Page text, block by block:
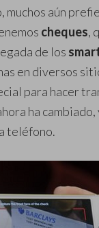
muchos aún
cheques,
de los
en diversos
para hacer
ha cambiado,
teléfono.